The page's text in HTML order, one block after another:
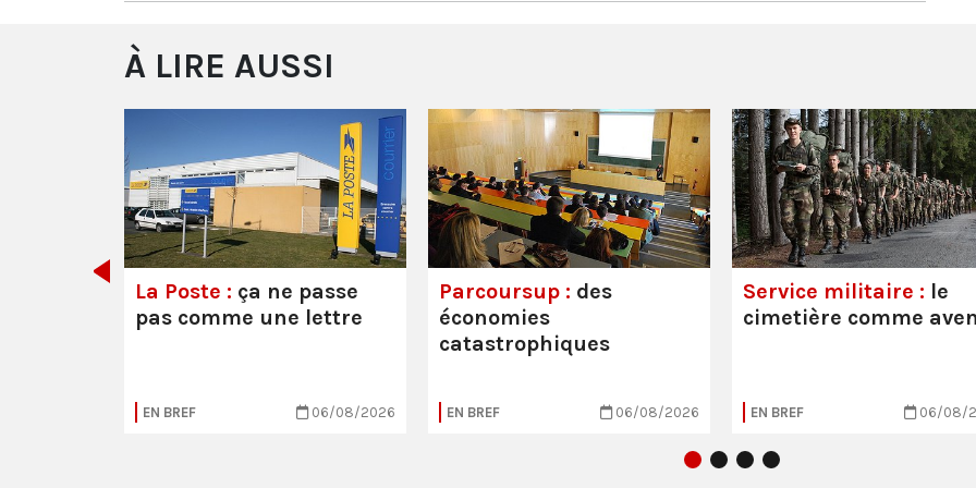
À LIRE AUSSI
La Poste : ça ne passe
pas comme une lettre
EN BREF 06/08/2026
Parcoursup : des
économies
catastrophiques
EN BREF 06/08/2026
Service militaire : le
cimetière comme
EN BREF 06/08/